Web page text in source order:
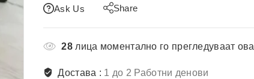
Ask Us Share
28лица моментално го прегледуваат ова
Достава : 1 до 2 Работни денови